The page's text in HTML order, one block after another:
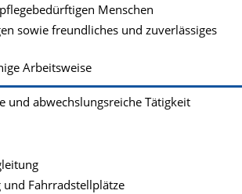
Menschen
sowie freundliches und zuverlässiges
Arbeitsweise
und abwechslungsreiche Tätigkeit
Fahrradstellplätze